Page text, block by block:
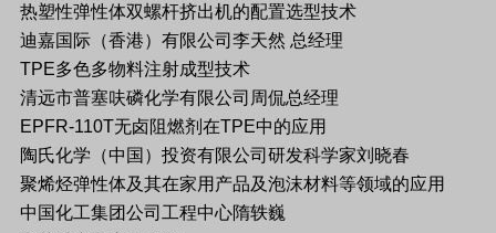
热塑性弹性体双螺杆挤出机的配置选型技术
迪嘉国际（香港）有限公司李天然 总经理
TPE多色多物料注射成型技术
清远市普塞呋磷化学有限公司周侃总经理
EPFR-110T无卤阻燃剂在TPE中的应用
陶氏化学（中国）投资有限公司研发科学家刘晓春
聚烯烃弹性体及其在家用产品及泡沫材料等领域的应用
中国化工集团公司工程中心隋轶巍